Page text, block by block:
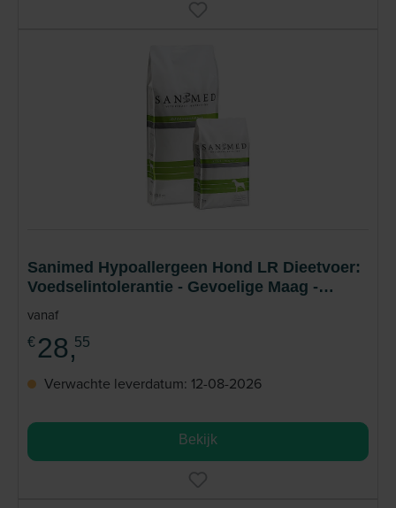
Sanimed Hypoallergeen Hond LR Dieetvoer:
Voedselintolerantie - Gevoelige Maag -
Darmen
vanaf
€ 28,55
Verwachte leverdatum: 12-08-2026
Bekijk